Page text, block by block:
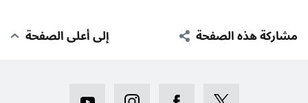
مشاركة هذه الصفحة إلى أعلى الصفحة